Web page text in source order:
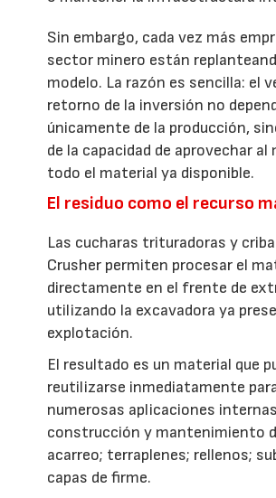
Sin embargo, cada vez más
sector minero están
modelo. La razón es sencilla: el
retorno de la inversión no
únicamente de la producción,
de la capacidad de aprovechar al
todo el material ya disponible.
El residuo como el recurso
Las cucharas trituradoras y
Crusher permiten procesar el
directamente en el frente de
utilizando la excavadora ya
explotación.
El resultado es un material que
reutilizarse inmediatamente
numerosas aplicaciones
construcción y mantenimiento
acarreo; terraplenes; rellenos;
capas de firme.